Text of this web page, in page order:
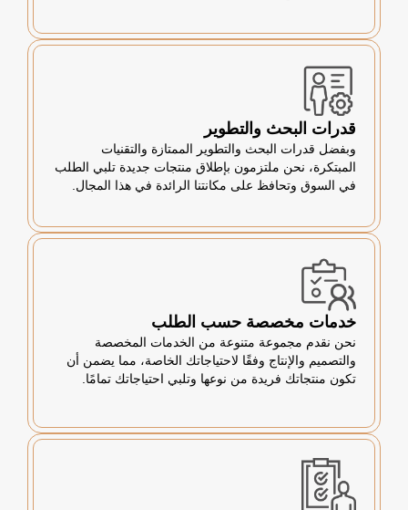
قدرات البحث والتطوير
وبفضل قدرات البحث والتطوير الممتازة والتقنيات
المبتكرة، نحن ملتزمون بإطلاق منتجات جديدة تلبي الطلب
في السوق وتحافظ على مكانتنا الرائدة في هذا المجال.
خدمات مخصصة حسب الطلب
نحن نقدم مجموعة متنوعة من الخدمات المخصصة
والتصميم والإنتاج وفقًا لاحتياجاتك الخاصة، مما يضمن أن
تكون منتجاتك فريدة من نوعها وتلبي احتياجاتك تمامًا.